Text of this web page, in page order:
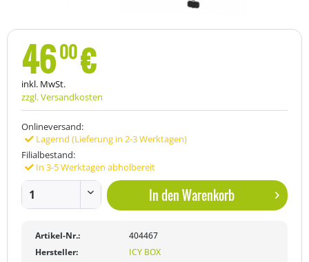
4600€
inkl. MwSt.
zzgl. Versandkosten
Onlineversand:
Lagernd (Lieferung in 2-3 Werktagen)
Filialbestand:
In 3-5 Werktagen abholbereit
In denWarenkorb
Artikel-Nr.:
404467
Hersteller:
ICY BOX